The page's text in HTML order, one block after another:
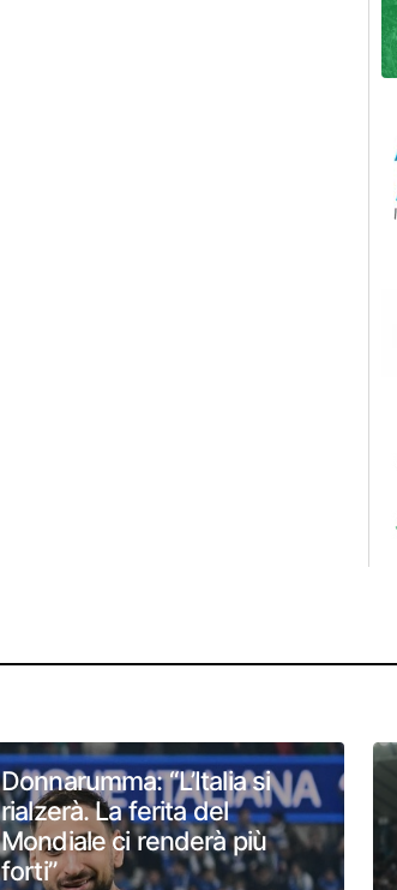
Donnarumma: “L’Italia si
rialzerà. La ferita del
Mondiale ci renderà più
forti”